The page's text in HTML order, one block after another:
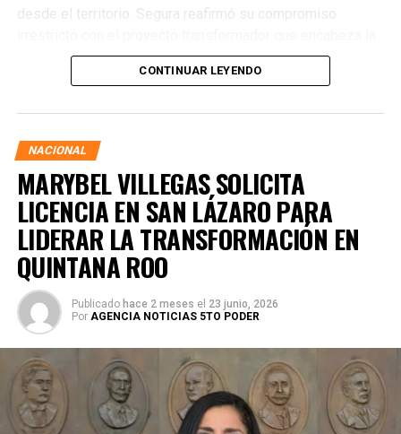
desde el territorio. Segura reafirmó su compromiso
presidenta de la República, Claudia Sheinbaum Pardo,
asegurando que la consolidación del bienestar social
Durante su encargo en la Cámara Alta, Gino Segura centró
su agenda legislativa en iniciativas orientadas a
CONTINUAR LEYENDO
NACIONAL
MARYBEL VILLEGAS SOLICITA
LICENCIA EN SAN LÁZARO PARA
LIDERAR LA TRANSFORMACIÓN EN
QUINTANA ROO
Publicado hace 2 meses el 23 junio, 2026
Por AGENCIA NOTICIAS 5TO PODER